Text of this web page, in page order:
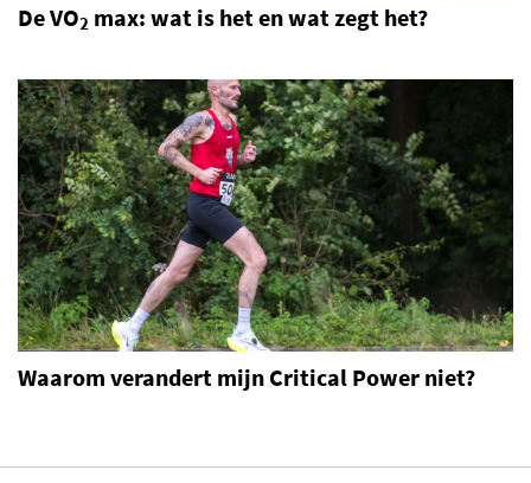
De VO2 max: wat is het en wat zegt het?
Waarom verandert mijn Critical Power niet?